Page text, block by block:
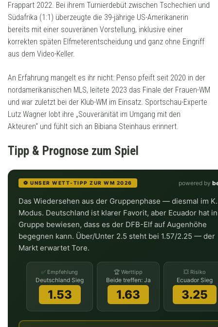
Frappart 2022. Bei ihrem Turnierdebüt zwischen Tschechien und
Südafrika (1:1) überzeugte die 39-jährige US-Amerikanerin
bereits mit einer souveränen Vorstellung, inklusive einer
korrekten späten Elfmeterentscheidung und ganz ohne Eingriff
aus dem Video-Keller.
An Erfahrung mangelt es ihr nicht: Penso pfeift seit 2020 in der
nordamerikanischen MLS, leitete 2023 das Finale der Frauen-WM
und war zuletzt bei der Klub-WM im Einsatz. Sportschau-Experte
Lutz Wagner lobt ihre „Souveränität im Umgang mit den
Akteuren“ und fühlt sich an Bibiana Steinhaus erinnert.
Tipp & Prognose zum Spiel
⚽ UNSER WETT-TIPP ZUR WM 2026 powered by
Das Wiedersehen aus der Gruppenphase — diesmal im
Modus. Deutschland ist klarer Favorit, aber Ecuador hat
Gruppe bewiesen, dass es der DFB-Elf auf Augenhöhe
begegnen kann. Über/Unter 2.5 steht bei 1.57/2.25 — der
Markt erwartet Tore.
✅ Empfehlung
Deutschland Sieg
1.53
🏆 Werttipp
Beide treffen: Ja
1.63
💥 Risiko
Ecuador Sieg
3.25